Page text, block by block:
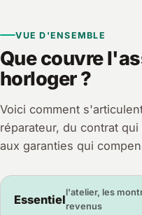
VUE D'ENSEMBLE
Que couvre
horloger ?
Voici comment
réparateur, du contrat
aux garanties qui
Essentiel
l'atelier, les
revenus